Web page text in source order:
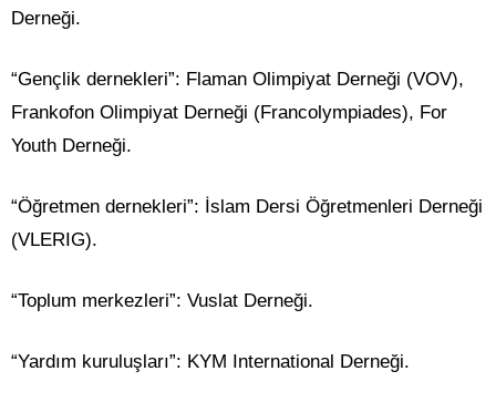
Derneği.
“Gençlik dernekleri”: Flaman Olimpiyat Derneği (VOV),
Frankofon Olimpiyat Derneği (Francolympiades), For
Youth Derneği.
“Öğretmen dernekleri”: İslam Dersi Öğretmenleri Derneği
(VLERIG).
“Toplum merkezleri”: Vuslat Derneği.
“Yardım kuruluşları”: KYM International Derneği.